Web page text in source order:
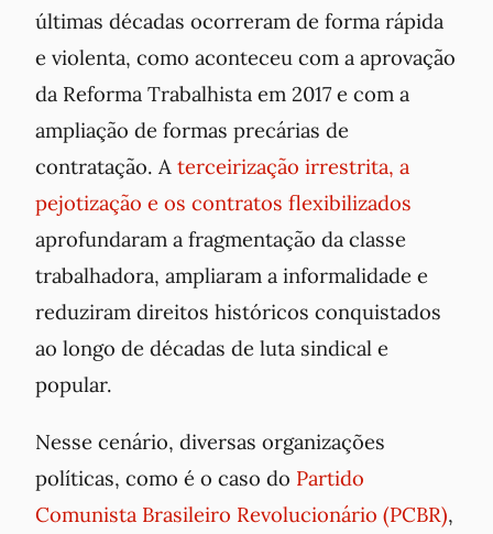
últimas décadas ocorreram de forma rápida
e violenta, como aconteceu com a aprovação
da Reforma Trabalhista em 2017 e com a
ampliação de formas precárias de
contratação. A terceirização irrestrita, a
pejotização e os contratos flexibilizados
aprofundaram a fragmentação da classe
trabalhadora, ampliaram a informalidade e
reduziram direitos históricos conquistados
ao longo de décadas de luta sindical e
popular.
Nesse cenário, diversas organizações
políticas, como é o caso do Partido
Comunista Brasileiro Revolucionário (PCBR),